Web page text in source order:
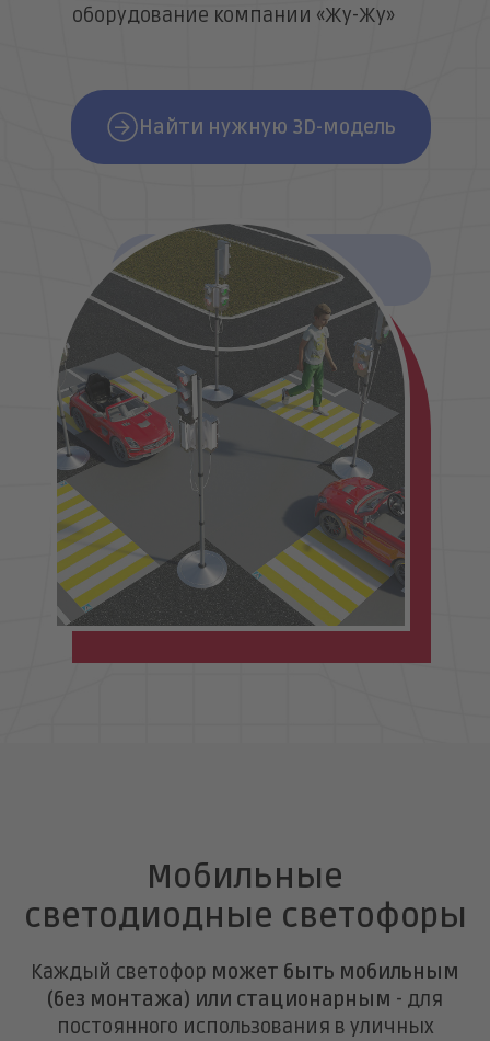
оборудование компании «Жу-Жу»
Найти нужную 3D-модель
Мобильные
светодиодные светофоры
Каждый светофор может быть мобильным
(без монтажа) или стационарным - для
постоянного использования в уличных